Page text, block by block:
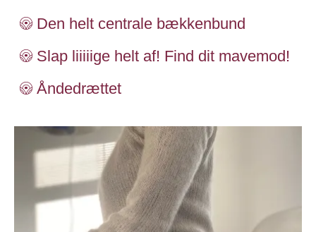
Den helt centrale bækkenbund
Slap liiiiige helt af! Find dit mavemod!
Åndedrættet